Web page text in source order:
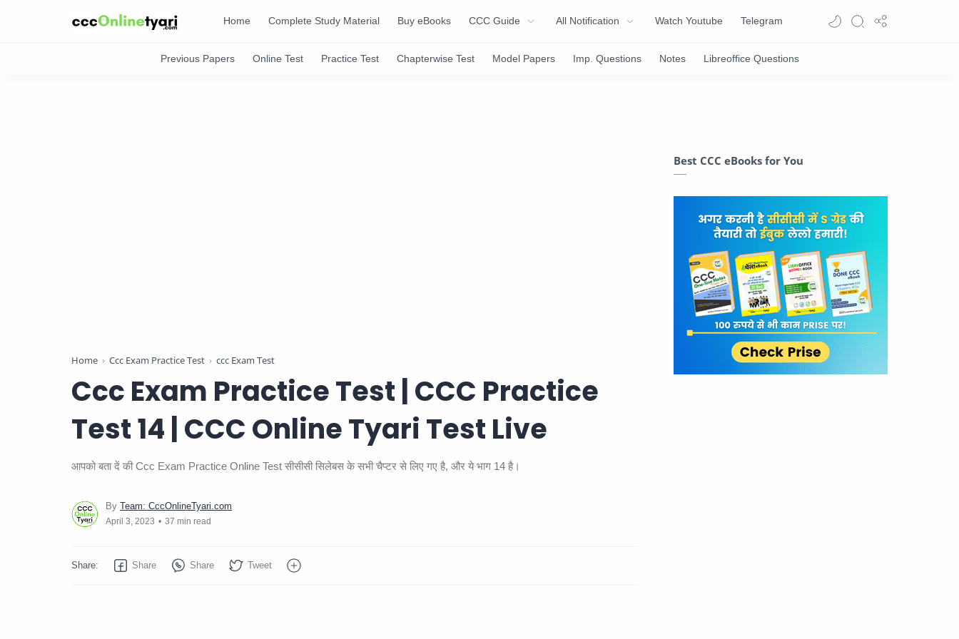
Home Complete Study Material Buy eBooks CCC Guide All Notification Watch Youtube Telegram
Home Ccc Exam Practice Test ccc Exam Test
Ccc Exam Practice Test | CCC Practice
Test 14 | CCC Online Tyari Test Live
आपको बता दें की Ccc Exam Practice Online Test सीसीसी सिलेबस के सभी चैप्टर से लिए गए है, और ये भाग 14 है।
37 min read
Best CCC eBooks for You